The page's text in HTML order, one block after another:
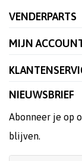
VENDERPARTS
MIJN
NIEUWSBRIEF
Abonneer je op
blijven.